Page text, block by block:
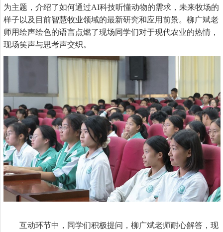
为主题，介绍了如何通过AI科技听懂动物的需求，未来牧场的
样子以及目前智慧牧业领域的最新研究和应用前景。柳广斌老
师用绘声绘色的语言点燃了现场同学们对于现代农业的热情，
现场笑声与思考声交织。
互动环节中，同学们积极提问，柳广斌老师耐心解答，现